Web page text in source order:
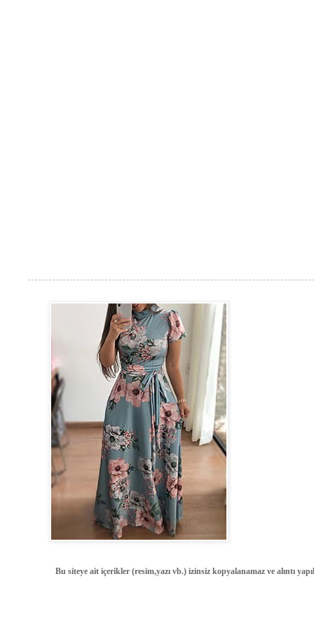
Bu siteye ait içerikler (resim,yazı vb.) izinsiz kopyalanamaz ve alıntı